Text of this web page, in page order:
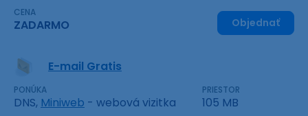
CENA
ZADARMO Objednať
E-mail Gratis
PONÚKA
DNS, Miniweb - webová vizitka
PRIESTOR
105 MB